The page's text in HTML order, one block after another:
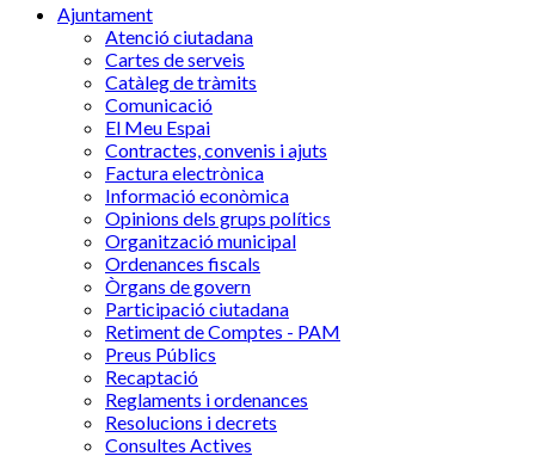
Ajuntament
Atenció ciutadana
Cartes de serveis
Catàleg de tràmits
Comunicació
El Meu Espai
Contractes, convenis i ajuts
Factura electrònica
Informació econòmica
Opinions dels grups polítics
Organització municipal
Ordenances fiscals
Òrgans de govern
Participació ciutadana
Retiment de Comptes - PAM
Preus Públics
Recaptació
Reglaments i ordenances
Resolucions i decrets
Consultes Actives